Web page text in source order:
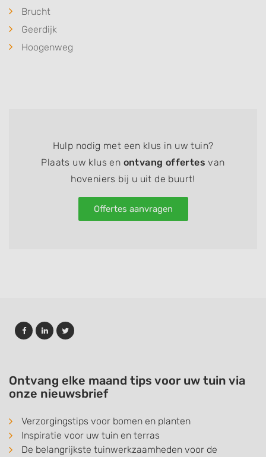
Brucht
Geerdijk
Hoogenweg
Hulp nodig met een klus in uw tuin?
Plaats uw klus en ontvang offertes van
hoveniers bij u uit de buurt!
Offertes aanvragen
Ontvang elke maand tips voor uw tuin via
onze nieuwsbrief
Verzorgingstips voor bomen en planten
Inspiratie voor uw tuin en terras
De belangrijkste tuinwerkzaamheden voor de